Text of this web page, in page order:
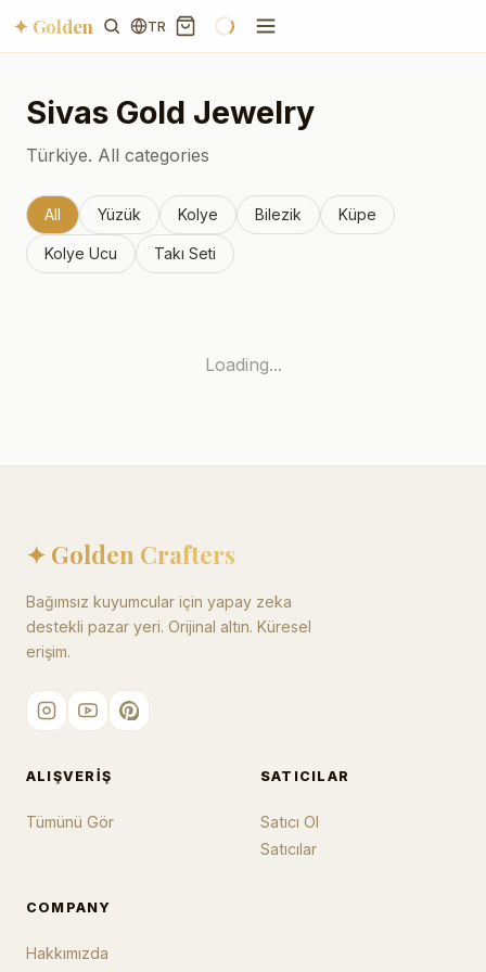
✦ Golden TR
Sivas Gold Jewelry
Türkiye. All categories
All Yüzük Kolye Bilezik Küpe
Kolye Ucu Takı Seti
Loading...
✦ Golden Crafters
Bağımsız kuyumcular için yapay zeka
destekli pazar yeri. Orijinal altın. Küresel
erişim.
ALIŞVERIŞ
Tümünü Gör
SATICILAR
Satıcı Ol
Satıcılar
COMPANY
Hakkımızda